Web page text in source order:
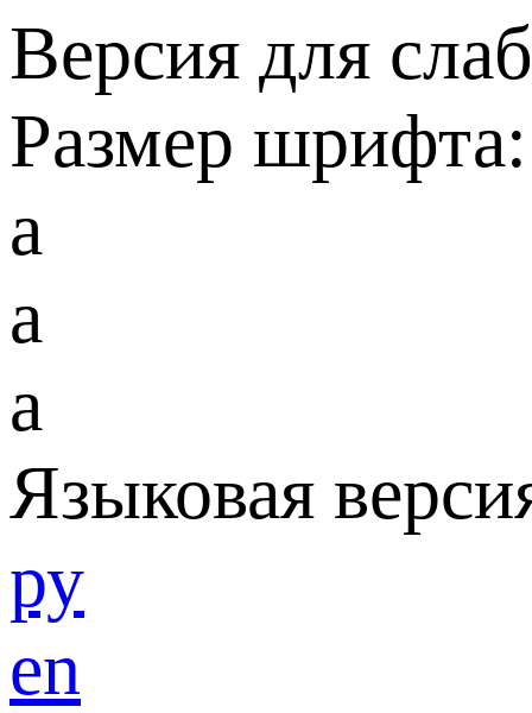
Версия для
Размер шрифта:
a
a
a
Языковая
ру
en